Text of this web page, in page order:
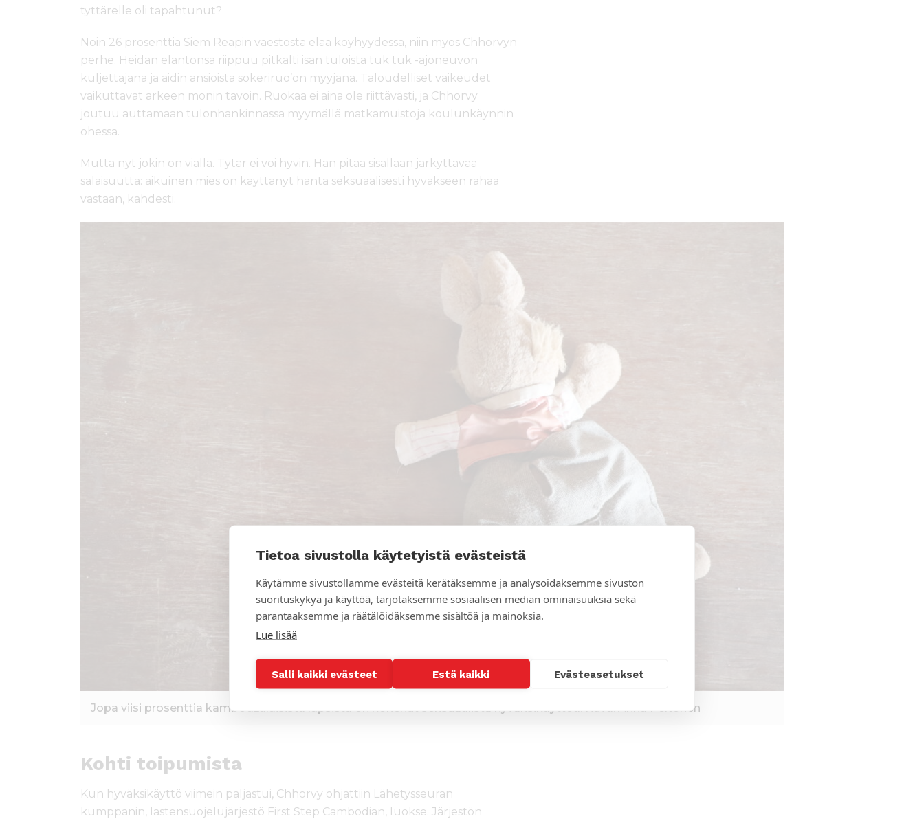
Tietoa sivustolla käytetyistä evästeistä
Käytämme sivustollamme evästeitä kerätäksemme ja analysoidaksemme sivuston
suorituskykyä ja käyttöä, tarjotaksemme sosiaalisen median ominaisuuksia sekä
parantaaksemme ja räätälöidäksemme sisältöä ja mainoksia.
Lue lisää
Salli kaikki evästeet Estä kaikki Evästeasetukset
tyttärelle oli tapahtunut?
Noin 26 prosenttia Siem Reapin väestöstä elää köyhyydessä, niin myös Chhorvyn
perhe. Heidän elantonsa riippuu pitkälti isän tuloista tuk tuk -ajoneuvon
kuljettajana ja äidin ansioista sokeriruo’on myyjänä. Taloudelliset vaikeudet
vaikuttavat arkeen monin tavoin. Ruokaa ei aina ole riittävästi, ja Chhorvy
joutuu auttamaan tulonhankinnassa myymällä matkamuistoja koulunkäynnin
ohessa.
Mutta nyt jokin on vialla. Tytär ei voi hyvin. Hän pitää sisällään järkyttävää
salaisuutta: aikuinen mies on käyttänyt häntä seksuaalisesti hyväkseen rahaa
vastaan, kahdesti.
Jopa viisi prosenttia kambodžalaisista lapsista on kokenut seksuaalista hyväksikäyttöä. Kuva: Anna Peltonen
Kohti toipumista
Kun hyväksikäyttö viimein paljastui, Chhorvy ohjattiin Lähetysseuran
kumppanin, lastensuojelujärjestö First Step Cambodian, luokse. Järjestön